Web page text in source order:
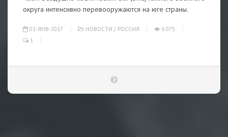
округа интенсивно перевооружаются на юге страны.
01-ЯНВ-2017 НОВОСТИ / РОССИЯ
6 075
1